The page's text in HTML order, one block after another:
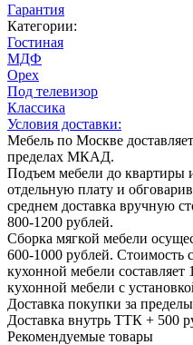
Гарантия
Категории:
Гостиная
МДФ
Орех
Под телевизор
Классика
Условия доставки:
Мебель по Москве
пределах МКАД.
Подъем мебели до квартиры
отдельную плату и
среднем доставка вручную
800-1200 рублей.
Сборка мягкой мебели
600-1000 рублей. Стоимость
кухонной мебели составляет
кухонной мебели с
Доставка покупки за
Доставка внутрь ТТК + 500
Рекомендуемые товары